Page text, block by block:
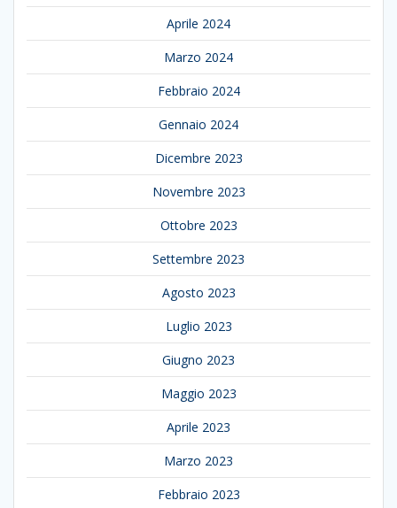
Aprile 2024
Marzo 2024
Febbraio 2024
Gennaio 2024
Dicembre 2023
Novembre 2023
Ottobre 2023
Settembre 2023
Agosto 2023
Luglio 2023
Giugno 2023
Maggio 2023
Aprile 2023
Marzo 2023
Febbraio 2023